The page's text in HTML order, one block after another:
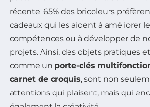
récente, 65% des bricoleurs
cadeaux qui les aident à améliorer
compétences ou à développer de
projets. Ainsi, des objets pratiques
comme un porte-clés
carnet de croquis, sont non
attentions qui plaisent, mais qui